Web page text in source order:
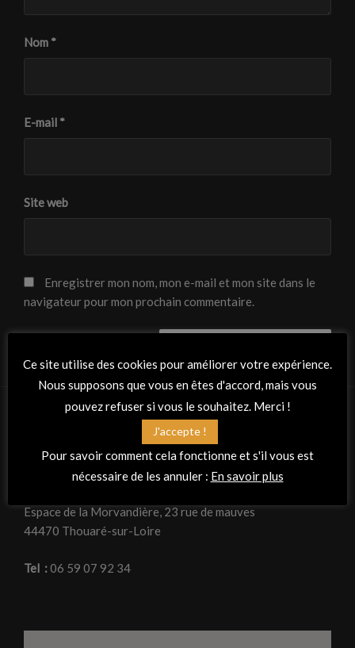
Nom *
E-mail *
Site web
Enregistrer mon nom, mon e-mail et mon site dans le
navigateur pour mon prochain commentaire.
RETROUVEZ-NOUS
Espace de la Morvandière, 23 rue de mauves
44470 Thouaré-sur-Loire
Tel :06 59 07 92 34
Ce site utilise des cookies pour améliorer votre expérience.
Nous supposons que vous en êtes d'accord, mais vous
pouvez refuser si vous le souhaitez. Merci !
J'accepte !
Pour savoir comment cela fonctionne et s'il vous est
nécessaire de les annuler : En savoir plus